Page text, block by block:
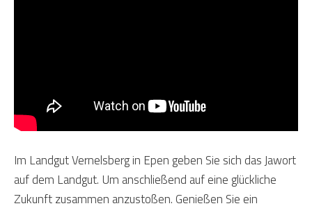
Im Landgut Vernelsberg in Epen geben Sie sich das Jawort
auf dem Landgut. Um anschließend auf eine glückliche
Zukunft zusammen anzustoßen. Genießen Sie ein